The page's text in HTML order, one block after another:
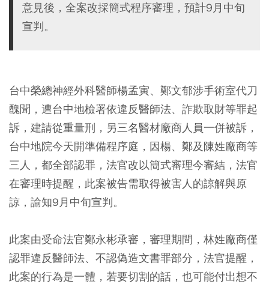
意見後，全案改採簡式程序審理，預計9月中旬
宣判。
台中榮總神經外科醫師楊孟寅、鄭文郁涉手術室代刀
醜聞，遭台中地檢署依違反醫師法、詐欺取財等罪起
訴，建請從重量刑，另三名醫材廠商人員一併被訴，
台中地院今天開準備程序庭，因楊、鄭及陳姓廠商等
三人，都全部認罪，法官改以簡式審理今審結，法官
在審理時提醒，此案被告需取得被害人的諒解與原
諒，諭知9月中旬宣判。
此案由受命法官鄭永彬承審，審理期間，林姓廠商僅
認罪違反醫師法、不認偽造文書罪部分，法官提醒，
此案的行為是一體，若要切割的話，也可能付出想不